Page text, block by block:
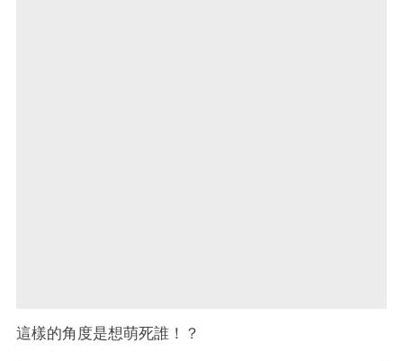
這樣的角度是想萌死誰！？